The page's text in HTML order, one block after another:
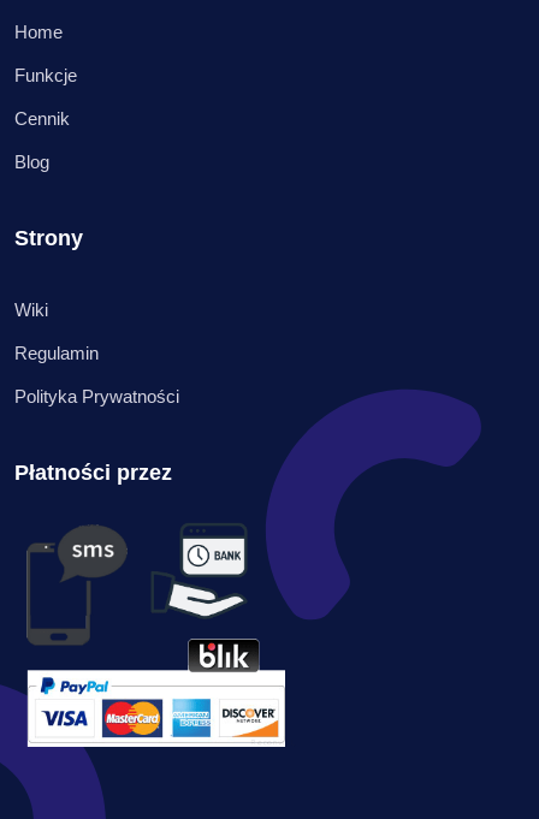
Home
Funkcje
Cennik
Blog
Strony
Wiki
Regulamin
Polityka Prywatności
Płatności przez